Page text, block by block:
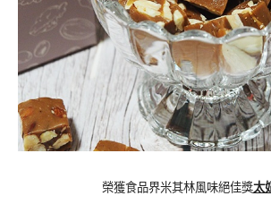
榮獲食品界米其林風味絕佳獎太